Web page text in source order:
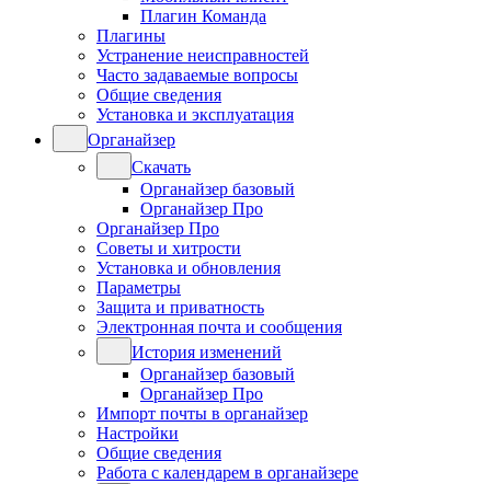
Плагин Команда
Плагины
Устранение неисправностей
Часто задаваемые вопросы
Общие сведения
Установка и эксплуатация
Органайзер
Скачать
Органайзер базовый
Органайзер Про
Органайзер Про
Советы и хитрости
Установка и обновления
Параметры
Защита и приватность
Электронная почта и сообщения
История изменений
Органайзер базовый
Органайзер Про
Импорт почты в органайзер
Настройки
Общие сведения
Работа с календарем в органайзере